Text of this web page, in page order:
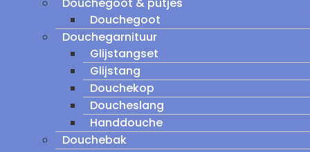
Douchegoot
Douchegarnituur
Glijstangset
Glijstang
Douchekop
Doucheslang
Handdouche
Douchebak